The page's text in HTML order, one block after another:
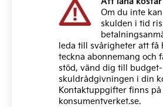
Om du inte
skulden i tid
leda till svårigheter att få
teckna abonnemang och
stöd, vänd dig till budget-
skuldrådgivningen i din
Kontaktuppgifter finns på
konsumentverket.se.